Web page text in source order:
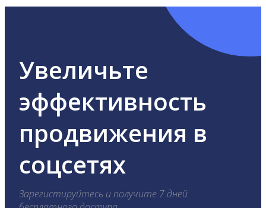
Увеличьте
эффективность
продвижения в
соцсетях
Зарегистируйтесь и получите 7 дней